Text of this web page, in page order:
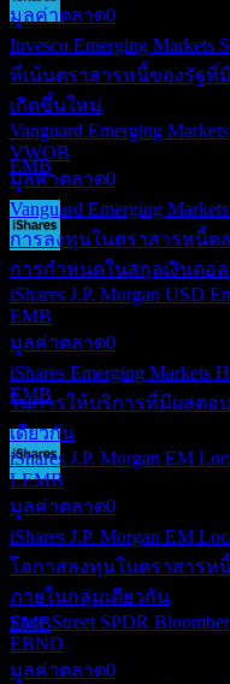
การจ่ายเงินปันผล
4
DEC
iShares J.P. Morgan USD
Bond
ประมาณการ
EMB
ขึ้น XD
18
DEC
iShares J.P. Morgan USD
Bond
ประมาณการ
EMB
การจ่ายเงินปันผล
23
DEC
iShares J.P. Morgan USD
Bond
ประมาณการ
EMB
มูลค่าตลาด0
Invesco Emerging
ที่เน้นตราสารหนี้ของรัฐที่
เกิดขึ้นใหม่
Vanguard Emerging
VWOB
มูลค่าตลาด0
Vanguard Emerging
การลงทุนในตราสารหนี้
การกำหนดในสกุลเงินดอ
iShares J.P. Morgan USD
EMB
มูลค่าตลาด0
iShares Emerging
ในการให้บริการที่มีผลต
เดียวกัน
iShares J.P. Morgan EM
LEMB
มูลค่าตลาด0
iShares J.P. Morgan EM
โอกาสลงทุนในตราสารห
ภายในกลุ่มเดียวกัน
State Street SPDR
EBND
มูลค่าตลาด0